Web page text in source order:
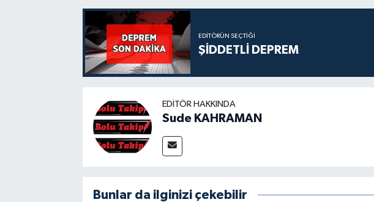
EDITÖRÜN SEÇTIĞI
ŞİDDETLİ DEPREM
EDITÖR HAKKINDA
Sude KAHRAMAN
Bunlar da ilginizi çekebilir